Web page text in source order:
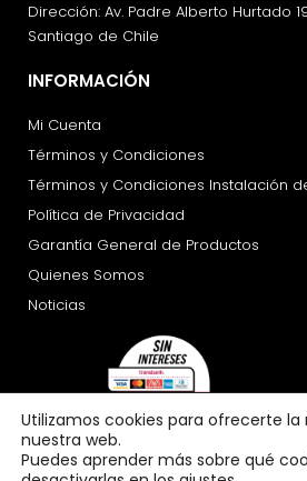
Dirección: Av. Padre Alberto Hurtado
Santiago de Chile
INFORMACIÓN
Mi Cuenta
Términos y Condiciones
Términos y Condiciones Instalación
Política de Privacidad
Garantía General de Productos
Quienes Somos
Noticias
Utilizamos cookies para ofrecerte
nuestra web.
Puedes aprender más sobre qué